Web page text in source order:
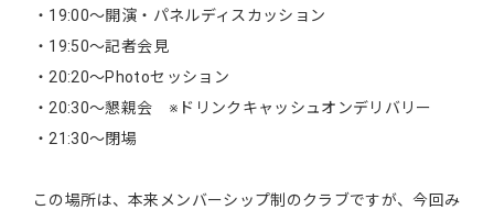
・19:00～開演・パネルディスカッション
・19:50～記者会見
・20:20～Photoセッション
・20:30～懇親会 ※ドリンクキャッシュオンデリバリー
・21:30～閉場
この場所は、本来メンバーシップ制のクラブですが、今回み